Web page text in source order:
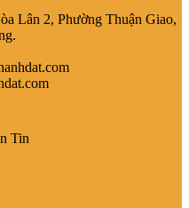
Lân 2, Phường Thuận Giao,